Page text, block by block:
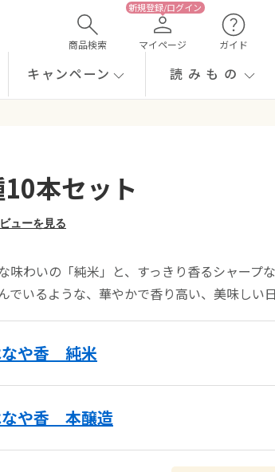
商品検索 マイページ ガイド
キャンペーン 読みもの
本セット
ューを見る
味わいの「純米」と、すっきり香るシャープ
でいるような、華やかで香り高い、美味しい日
や香 純米
や香 本醸造